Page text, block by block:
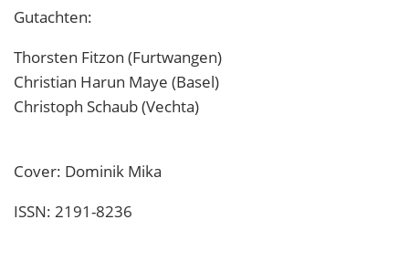
Gutachten:
Thorsten Fitzon (Furtwangen)
Christian Harun Maye (Basel)
Christoph Schaub (Vechta)
Cover: Dominik Mika
ISSN: 2191-8236